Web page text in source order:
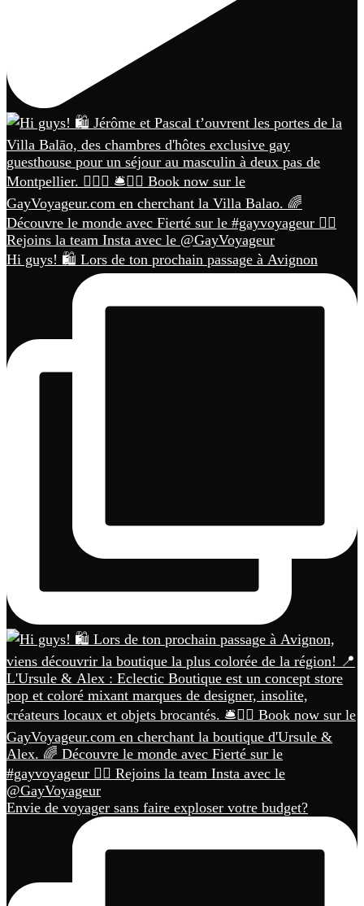
Hi guys! 🛍️ Lors de ton prochain passage à Avignon
Envie de voyager sans faire exploser votre budget?